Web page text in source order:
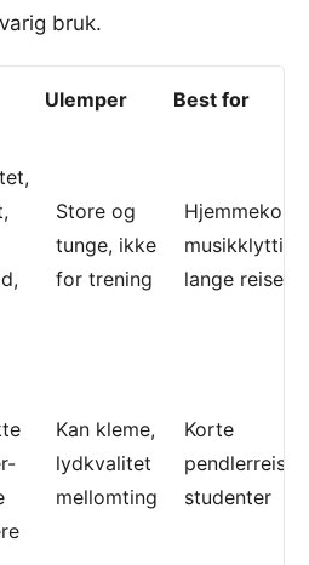
bruk.
Ulemper Best for
Store og
tunge, ikke
for trening
lange reiser
Kan kleme,
lydkvalitet
mellomting
Korte
pendlerreiser,
studenter